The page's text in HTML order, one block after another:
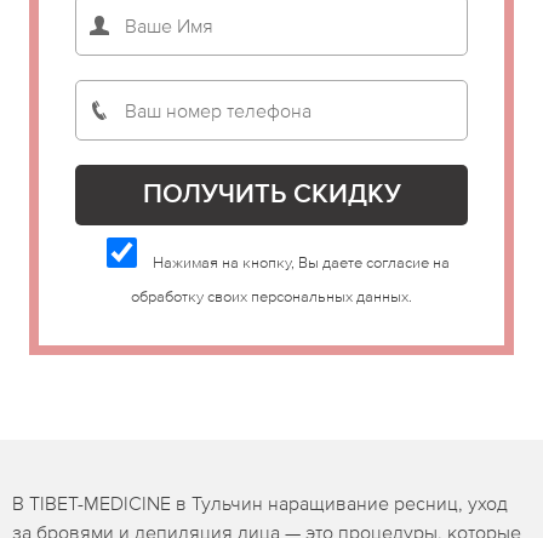
Нажимая на кнопку, Вы даете согласие на
обработку своих персональных данных.
В TIBET-MEDICINE в Тульчин наращивание ресниц, уход
за бровями и депиляция лица — это процедуры, которые